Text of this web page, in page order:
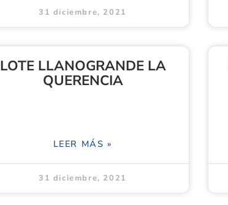
31 diciembre, 2021
LOTE LLANOGRANDE LA
QUERENCIA
LEER MÁS »
31 diciembre, 2021